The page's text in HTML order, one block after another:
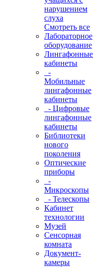
нарушением
слуха
Смотреть все
Лабораторное
оборудование
Лингафонные
кабинеты
-
Мобильные
лингафонные
кабинеты
- Цифровые
лингафонные
кабинеты
Библиотеки
нового
поколения
Оптические
приборы
-
Микроскопы
- Телескопы
Кабинет
технологии
Музей
Сенсорная
комната
Документ-
камеры